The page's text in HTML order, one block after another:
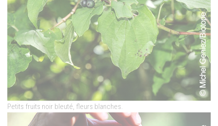
Petits fruits noir bleuté, fleurs blanches.